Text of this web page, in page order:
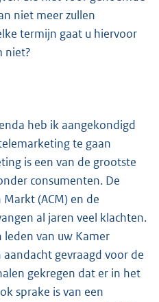
niet meer zullen
termijn gaat u hiervoor
niet?
heb ik aangekondigd
te gaan
is een van de grootste
consumenten. De
(ACM) en de
al jaren veel klachten.
leden van uw Kamer
gevraagd voor de
gekregen dat er in het
sprake is van een